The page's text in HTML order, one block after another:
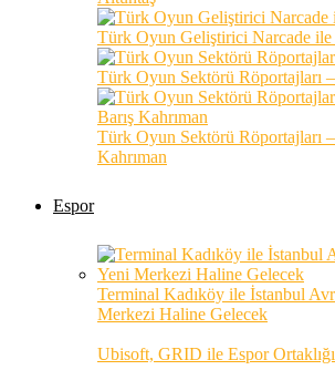
Türk Oyun Geliştirici Narcade ile
Türk Oyun Sektörü Röportajları
Türk Oyun Sektörü Röportajları
Kahrıman
Espor
Terminal Kadıköy ile İstanbul
Merkezi Haline Gelecek
Ubisoft, GRID ile Espor